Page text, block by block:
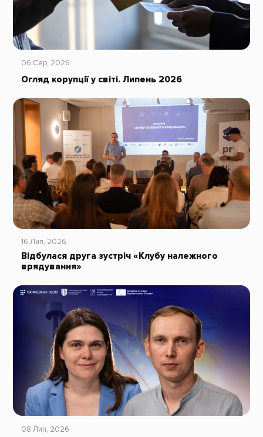
06 Сер, 2026
Огляд корупції у світі. Липень 2026
16 Лип, 2026
Відбулася друга зустріч «Клубу належного
врядування»
08 Лип, 2026